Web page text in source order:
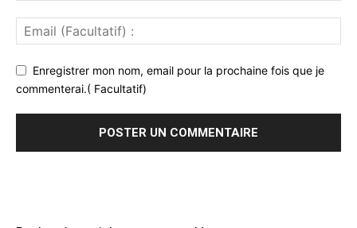
Enregistrer mon nom, email pour la prochaine fois que je
commenterai.( Facultatif)